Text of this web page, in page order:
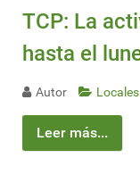
TCP: La
hasta el
Autor Locales
Leer más...